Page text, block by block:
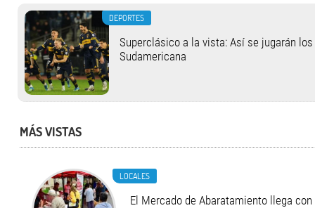
DEPORTES
Superclásico a la vista: Así se jugarán
Sudamericana
MÁS VISTAS
LOCALES
El Mercado de Abaratamiento llega